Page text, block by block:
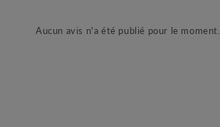
Aucun avis n'a été publié pour le moment.